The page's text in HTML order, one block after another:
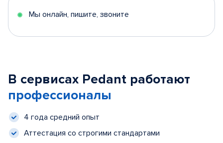
Мы онлайн, пишите, звоните
В сервисах Pedant работают
профессионалы
4 года средний опыт
Аттестация со строгими стандартами